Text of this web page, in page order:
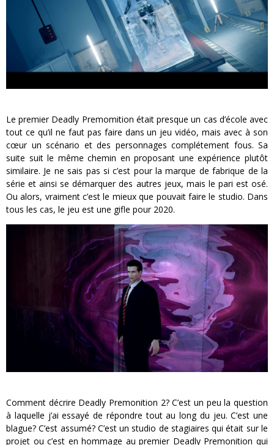
Le premier Deadly Premomition était presque un cas d’école avec
tout ce qu’il ne faut pas faire dans un jeu vidéo, mais avec à son
cœur un scénario et des personnages complétement fous. Sa
suite suit le même chemin en proposant une expérience plutôt
similaire. Je ne sais pas si c’est pour la marque de fabrique de la
série et ainsi se démarquer des autres jeux, mais le pari est osé.
Ou alors, vraiment c’est le mieux que pouvait faire le studio. Dans
tous les cas, le jeu est une gifle pour 2020.
Comment décrire Deadly Premonition 2? C’est un peu la question
à laquelle j’ai essayé de répondre tout au long du jeu. C’est une
blague? C’est assumé? C’est un studio de stagiaires qui était sur le
projet ou c’est en hommage au premier Deadly Premonition qui